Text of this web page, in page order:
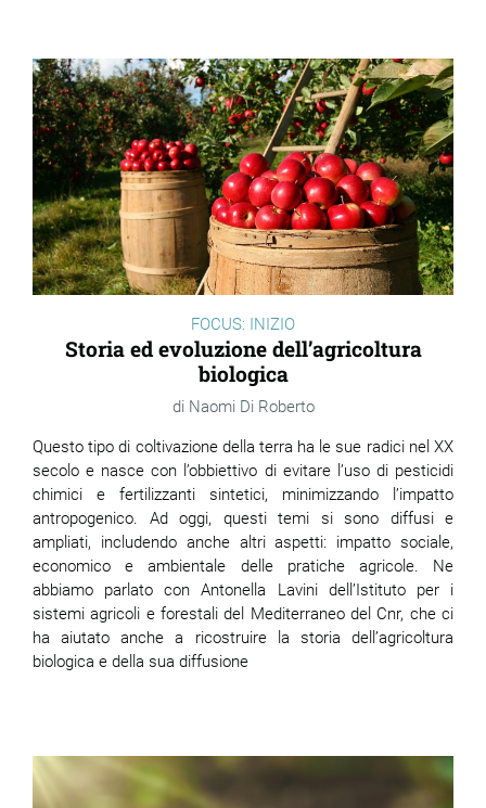
FOCUS: INIZIO
Storia ed evoluzione dell’agricoltura
biologica
Naomi Di Roberto
Questo tipo di coltivazione della terra ha le sue radici nel XX
secolo e nasce con l’obbiettivo di evitare l’uso di pesticidi
chimici e fertilizzanti sintetici, minimizzando l’impatto
antropogenico. Ad oggi, questi temi si sono diffusi e
ampliati, includendo anche altri aspetti: impatto sociale,
economico e ambientale delle pratiche agricole. Ne
abbiamo parlato con Antonella Lavini dell’Istituto per i
sistemi agricoli e forestali del Mediterraneo del Cnr, che ci
ha aiutato anche a ricostruire la storia dell’agricoltura
biologica e della sua diffusione